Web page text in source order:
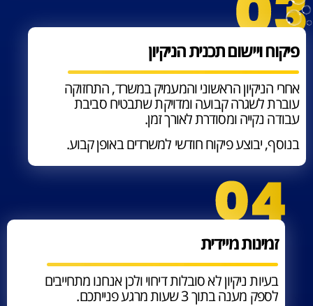
פיקוח ויישום תכנית הניקיון
אחרי הניקיון הראשוני והמעמיק במשרד, התחזוקה
עוברת לשגרה קבועה ומדויקת שתבטיח סביבת
עבודה נקייה ומסודרת לאורך זמן.
בנוסף, יבוצע פיקוח חודשי למשרדים באופן קבוע.
זמינות מיידית
בעיות ניקיון לא סובלות דיחוי ולכן אנחנו מתחייבים
לספק מענה בתוך 3 שעות מרגע פנייתכם.